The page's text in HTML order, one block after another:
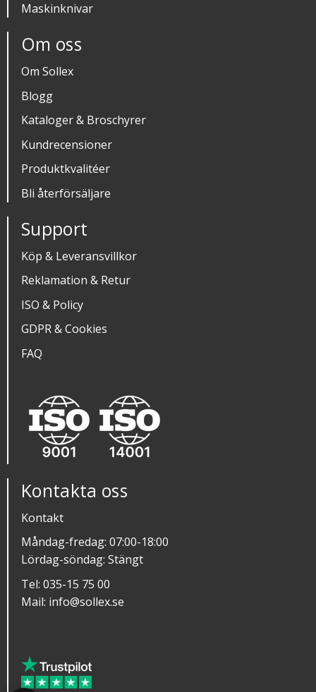
Maskinknivar
Om oss
Om Sollex
Blogg
Kataloger & Broschyrer
Kundrecensioner
Produktkvalitéer
Bli återförsäljare
Support
Köp & Leveransvillkor
Reklamation & Retur
ISO & Policy
GDPR & Cookies
FAQ
Kontakta oss
Kontakt
Måndag-fredag: 07:00-18:00
Lördag-söndag: Stängt
Tel: 035-15 75 00
Mail: info@sollex.se